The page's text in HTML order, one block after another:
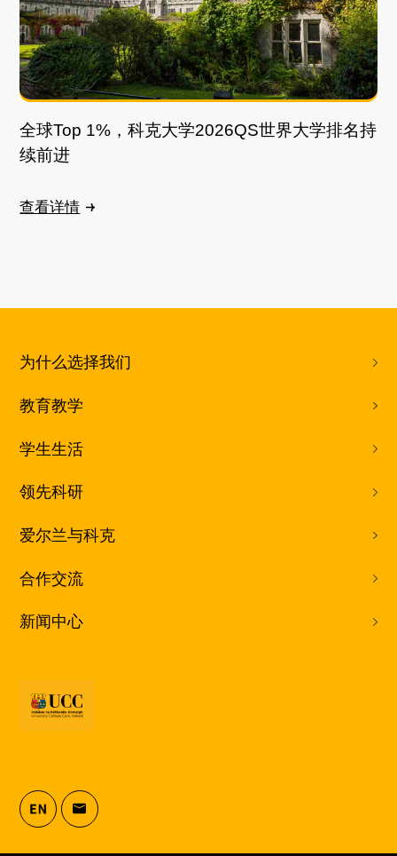
全球Top 1%，科克大学2026QS世界大学排名持
续前进
查看详情
为什么选择我们
教育教学
学生生活
领先科研
爱尔兰与科克
合作交流
新闻中心